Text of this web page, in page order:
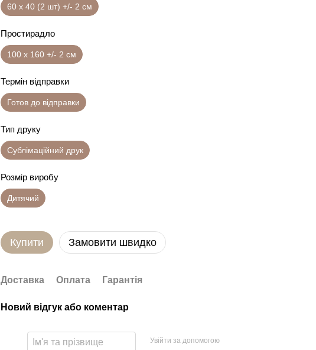
60 х 40 (2 шт) +/- 2 см
Простирадло
100 х 160 +/- 2 см
Термін відправки
Готов до відправки
Тип друку
Сублімаційний друк
Розмір виробу
Дитячий
Купити Замовити швидко
Доставка Оплата Гарантія
Новий відгук або коментар
Увійти за допомогою